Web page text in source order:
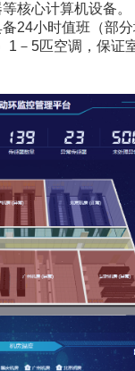
核心计算机设备。
24小时值班（部分
－5匹空调，保证